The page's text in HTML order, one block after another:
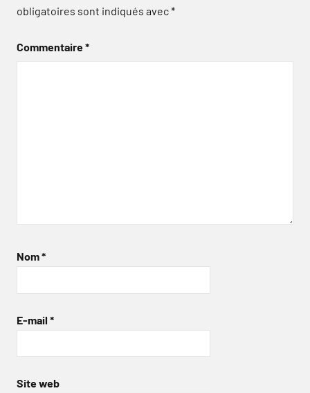
obligatoires sont indiqués avec*
Commentaire*
Nom*
E-mail *
Site web